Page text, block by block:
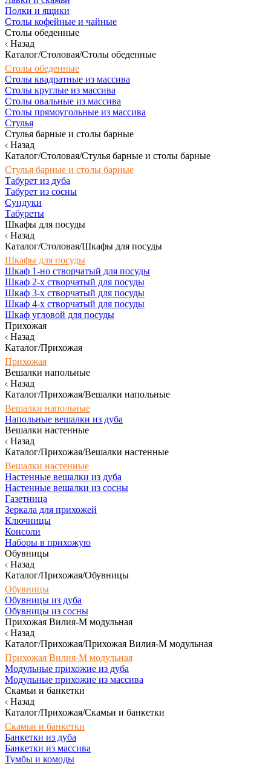
Полки и ящики
Столы кофейные и чайные
Столы обеденные
Назад
Каталог/Столовая/Столы обеденные
Столы обеденные
Столы квадратные из массива
Столы круглые из массива
Столы овальные из массива
Столы прямоугольные из массива
Стулья
Стулья барные и столы барные
Назад
Каталог/Столовая/Стулья барные и столы барные
Стулья барные и столы барные
Табурет из дуба
Табурет из сосны
Сундуки
Табуреты
Шкафы для посуды
Назад
Каталог/Столовая/Шкафы для посуды
Шкафы для посуды
Шкаф 1-но створчатый для посуды
Шкаф 2-х створчатый для посуды
Шкаф 3-х створчатый для посуды
Шкаф 4-х створчатый для посуды
Шкаф угловой для посуды
Прихожая
Назад
Каталог/Прихожая
Прихожая
Вешалки напольные
Назад
Каталог/Прихожая/Вешалки напольные
Вешалки напольные
Напольные вешалки из дуба
Вешалки настенные
Назад
Каталог/Прихожая/Вешалки настенные
Вешалки настенные
Настенные вешалки из дуба
Настенные вешалки из сосны
Газетница
Зеркала для прихожей
Ключницы
Консоли
Наборы в прихожую
Обувницы
Назад
Каталог/Прихожая/Обувницы
Обувницы
Обувницы из дуба
Обувницы из сосны
Прихожая Вилия-М модульная
Назад
Каталог/Прихожая/Прихожая Вилия-М модульная
Прихожая Вилия-М модульная
Модульные прихожие из дуба
Модульные прихожие из массива
Скамьи и банкетки
Назад
Каталог/Прихожая/Скамьи и банкетки
Скамьи и банкетки
Банкетки из дуба
Банкетки из массива
Тумбы и комоды